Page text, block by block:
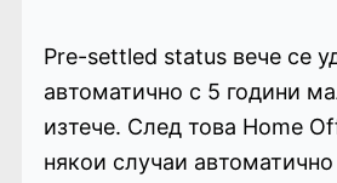
Pre-settled status вече се
автоматично с 5 години
изтече. След това Home
някои случаи автоматично